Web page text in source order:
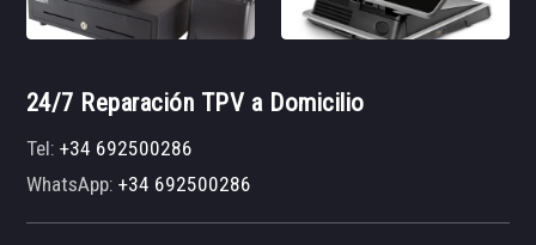
24/7 Reparación TPV a Domicilio
Tel:+34 692500286
WhatsApp:+34 692500286